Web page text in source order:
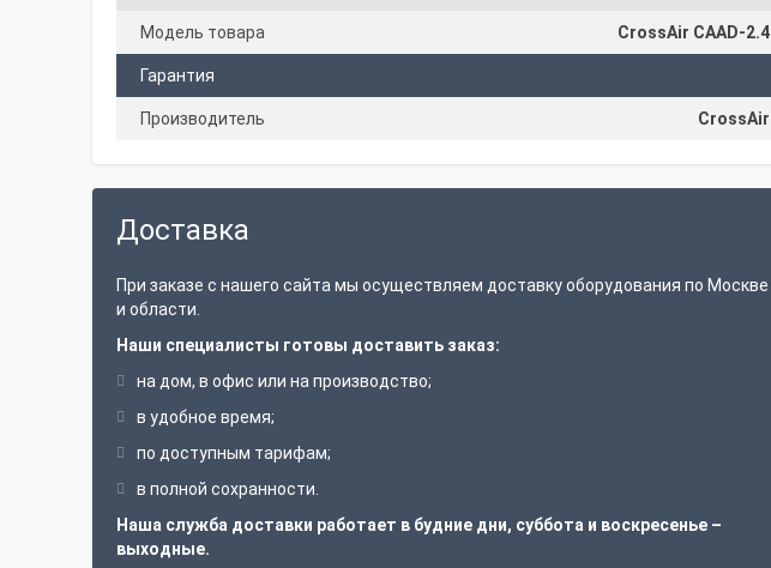
Модель товара CrossAir CAAD-2.4
Гарантия
Производитель CrossAir
Доставка
При заказе с нашего сайта мы осуществляем доставку оборудования по Москве
и области.
Наши специалисты готовы доставить заказ:
на дом, в офис или на производство;
в удобное время;
по доступным тарифам;
в полной сохранности.
Наша служба доставки работает в будние дни, суббота и воскресенье –
выходные.